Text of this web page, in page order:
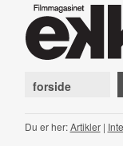
forside
Du er her:Artikler|